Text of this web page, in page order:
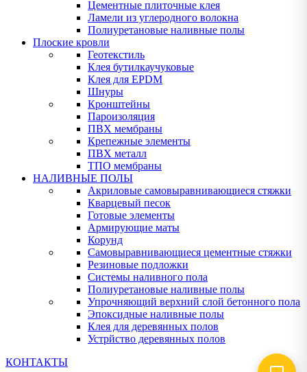
Цементные плиточные клея
Ламели из углеродного волокна
Полиуретановые наливные полы
Плоские кровли
Геотекстиль
Клея бутилкаучуковые
Клея для EPDM
Шнуры
Кронштейны
Пароизоляция
ПВХ мембраны
Крепежные элементы
ПВХ металл
ТПО мембраны
НАЛИВНЫЕ ПОЛЫ
Акриловые самовыравнивающиеся стяжки
Кварцевый песок
Готовые элементы
Армирующие маты
Корунд
Самовыравнивающиеся цементные стяжки
Резиновые подложки
Системы наливного пола
Полиуретановые наливные полы
Упрочняющий верхний слой бетонного пола
Эпоксидные наливные полы
Клея для деревянных полов
Устрйство деревянных полов
КОНТАКТЫ